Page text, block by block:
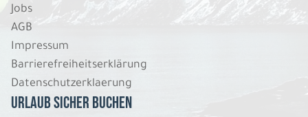
Kilts, Whisky und Flair
Mixed Unterkünfte Doppelzimmer
Belegung: 2
Jobs
AGB
Impressum
Barrierefreiheitserklärung
Datenschutzerklaerung
Urlaub sicher buchen